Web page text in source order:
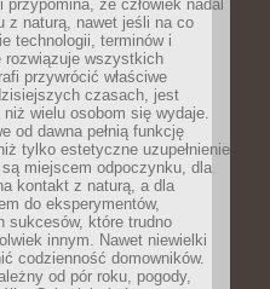
przypomina, że człowiek nadal
z naturą, nawet jeśli na co
technologii, terminów i
rozwiązuje wszystkich
przywrócić właściwe
czasach, jest
wielu osobom się wydaje.
od dawna pełnią funkcję
tylko estetyczne uzupełnienie
miejscem odpoczynku, dla
kontakt z naturą, a dla
do eksperymentów,
sukcesów, które trudno
innym. Nawet niewielki
codzienność domowników.
od pór roku, pogody,